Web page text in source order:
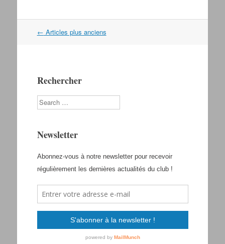
Navigation dans les articles
← Articles plus anciens
Rechercher
Search
Newsletter